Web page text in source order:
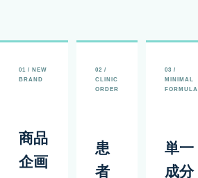
01 / NEW
BRAND
商品
企画
02 /
CLINIC
ORDER
患
者
03 /
MINIMAL
FORMULA
単一
成分